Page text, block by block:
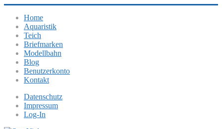
Home
Aquaristik
Teich
Briefmarken
Modellbahn
Blog
Benutzerkonto
Kontakt
Datenschutz
Impressum
Log-In